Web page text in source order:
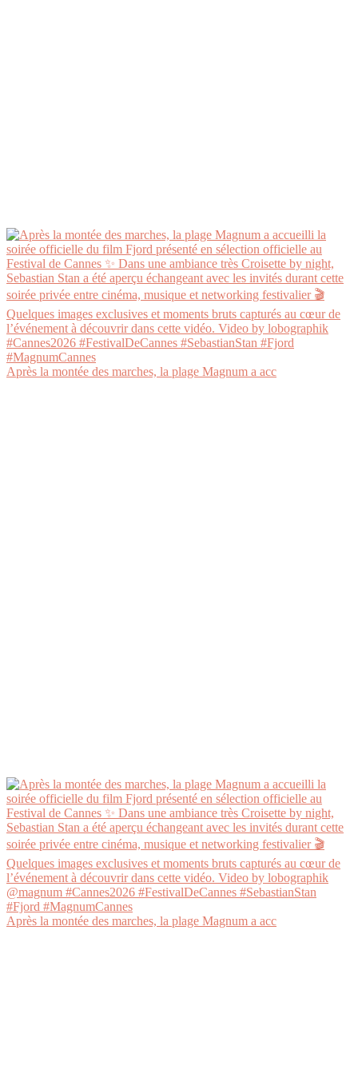
Après la montée des marches, la plage Magnum a acc
Après la montée des marches, la plage Magnum a acc